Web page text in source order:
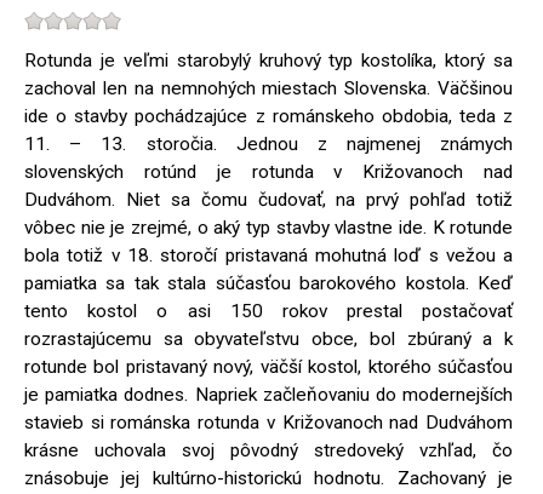
Rotunda je veľmi starobylý kruhový typ kostolíka, ktorý sa
zachoval len na nemnohých miestach Slovenska. Väčšinou
ide o stavby pochádzajúce z románskeho obdobia, teda z
11. – 13. storočia. Jednou z najmenej známych
slovenských rotúnd je rotunda v Križovanoch nad
Dudváhom. Niet sa čomu čudovať, na prvý pohľad totiž
vôbec nie je zrejmé, o aký typ stavby vlastne ide. K rotunde
bola totiž v 18. storočí pristavaná mohutná loď s vežou a
pamiatka sa tak stala súčasťou barokového kostola. Keď
tento kostol o asi 150 rokov prestal postačovať
rozrastajúcemu sa obyvateľstvu obce, bol zbúraný a k
rotunde bol pristavaný nový, väčší kostol, ktorého súčasťou
je pamiatka dodnes. Napriek začleňovaniu do modernejších
stavieb si románska rotunda v Križovanoch nad Dudváhom
krásne uchovala svoj pôvodný stredoveký vzhľad, čo
znásobuje jej kultúrno-historickú hodnotu. Zachovaný je